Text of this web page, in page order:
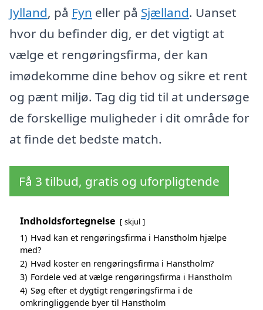
Jylland, på Fyn eller på Sjælland. Uanset
hvor du befinder dig, er det vigtigt at
vælge et rengøringsfirma, der kan
imødekomme dine behov og sikre et rent
og pænt miljø. Tag dig tid til at undersøge
de forskellige muligheder i dit område for
at finde det bedste match.
Få 3 tilbud, gratis og uforpligtende
Indholdsfortegnelse skjul
1) Hvad kan et rengøringsfirma i Hanstholm hjælpe
med?
2) Hvad koster en rengøringsfirma i Hanstholm?
3) Fordele ved at vælge rengøringsfirma i Hanstholm
4) Søg efter et dygtigt rengøringsfirma i de
omkringliggende byer til Hanstholm